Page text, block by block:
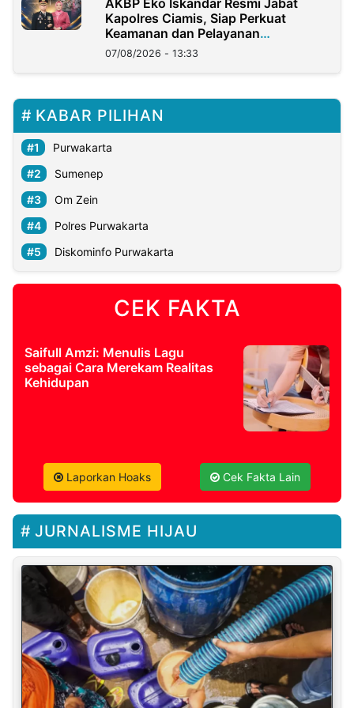
AKBP Eko Iskandar Resmi Jabat
Kapolres Ciamis, Siap Perkuat
Keamanan dan Pelayanan
Masyarakat
07/08/2026 - 13:33
KABAR PILIHAN
Purwakarta
Sumenep
Om Zein
Polres Purwakarta
Diskominfo Purwakarta
CEK FAKTA
Saifull Amzi: Menulis Lagu
sebagai Cara Merekam Realitas
Kehidupan
Laporkan Hoaks Cek Fakta Lain
JURNALISME HIJAU